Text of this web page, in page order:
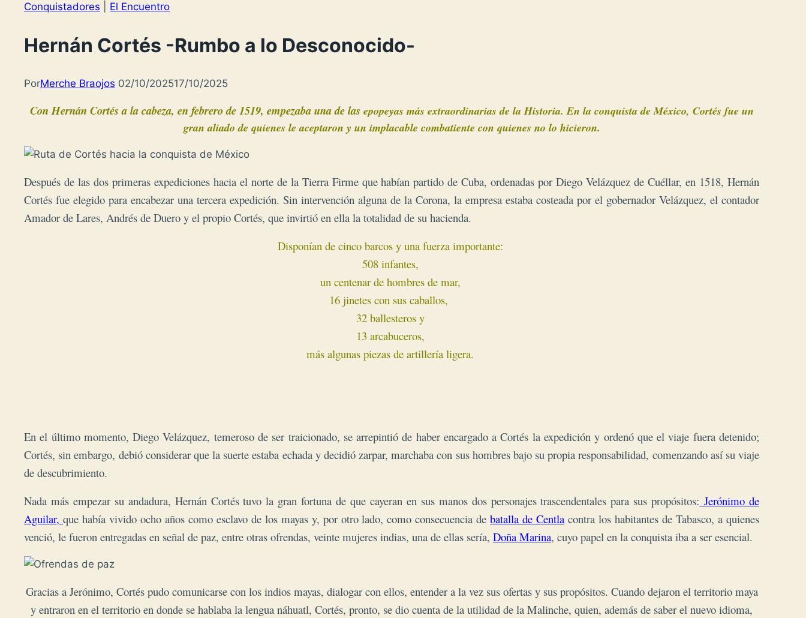
Conquistadores El Encuentro
Hernán Cortés -Rumbo a lo Desconocido-
PorMerche Braojos 02/10/202517/10/2025
Con Hernán Cortés a la cabeza, en febrero de 1519, empezaba una de las epopeyas más extraordinarias de la Historia. En la conquista de México, Cortés fue un
gran aliado de quienes le aceptaron y un implacable combatiente con quienes no lo hicieron.
Después de las dos primeras expediciones hacia el norte de la Tierra Firme que habían partido de Cuba, ordenadas por Diego Velázquez de Cuéllar, en 1518, Hernán
Cortés fue elegido para encabezar una tercera expedición. Sin intervención alguna de la Corona, la empresa estaba costeada por el gobernador Velázquez, el contador
Amador de Lares, Andrés de Duero y el propio Cortés, que invirtió en ella la totalidad de su hacienda.
Disponían de cinco barcos y una fuerza importante:
508 infantes,
un centenar de hombres de mar,
16 jinetes con sus caballos,
32 ballesteros y
13 arcabuceros,
más algunas piezas de artillería ligera.
En el último momento, Diego Velázquez, temeroso de ser traicionado, se arrepintió de haber encargado a Cortés la expedición y ordenó que el viaje fuera detenido;
Cortés, sin embargo, debió considerar que la suerte estaba echada y decidió zarpar, marchaba con sus hombres bajo su propia responsabilidad, comenzando así su viaje
de descubrimiento.
Nada más empezar su andadura, Hernán Cortés tuvo la gran fortuna de que cayeran en sus manos dos personajes trascendentales para sus propósitos: Jerónimo de
Aguilar, que había vivido ocho años como esclavo de los mayas y, por otro lado, como consecuencia debatalla de Centla contra los habitantes de Tabasco, a quienes
venció, le fueron entregadas en señal de paz, entre otras ofrendas, veinte mujeres indias, una de ellas sería, Doña Marina, cuyo papel en la conquista iba a ser esencial.
Gracias a Jerónimo, Cortés pudo comunicarse con los indios mayas, dialogar con ellos, entender a la vez sus ofertas y sus propósitos. Cuando dejaron el territorio maya
y entraron en el territorio en donde se hablaba la lengua náhuatl, Cortés, pronto, se dio cuenta de la utilidad de la Malinche, quien, además de saber el nuevo idioma,